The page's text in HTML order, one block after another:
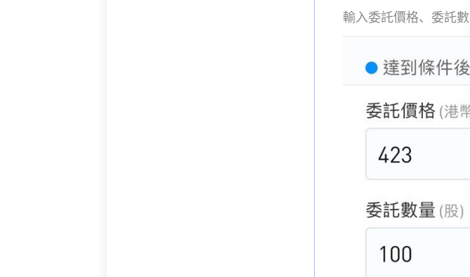
輸入委託價格、委託數